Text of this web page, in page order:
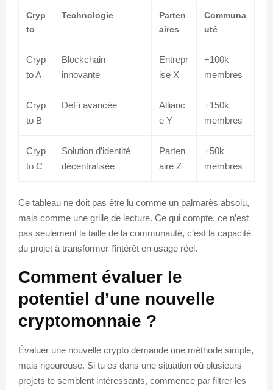
Cryp
to
Technologie
Parten
aires
Communa
uté
Cryp
to A
Blockchain
innovante
Entrepr
ise X
+100k
membres
Cryp
to B
DeFi avancée
Allianc
e Y
+150k
membres
Cryp
to C
Solution d’identité
décentralisée
Parten
aire Z
+50k
membres
Ce tableau ne doit pas être lu comme un palmarès absolu,
mais comme une grille de lecture. Ce qui compte, ce n’est
pas seulement la taille de la communauté, c’est la capacité
du projet à transformer l’intérêt en usage réel.
Comment évaluer le
potentiel d’une nouvelle
cryptomonnaie ?
Évaluer une nouvelle crypto demande une méthode simple,
mais rigoureuse. Si tu es dans une situation où plusieurs
projets te semblent intéressants, commence par filtrer les